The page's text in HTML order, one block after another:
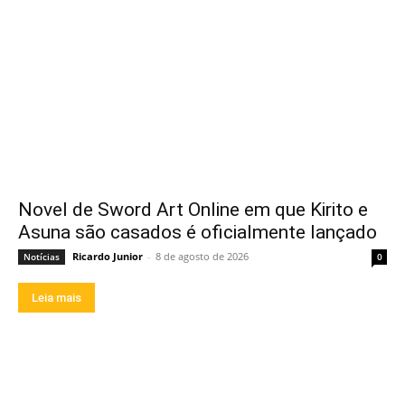
Novel de Sword Art Online em que Kirito e
Asuna são casados é oficialmente lançado
Notícias Ricardo Junior - 8 de agosto de 2026 0
Leia mais